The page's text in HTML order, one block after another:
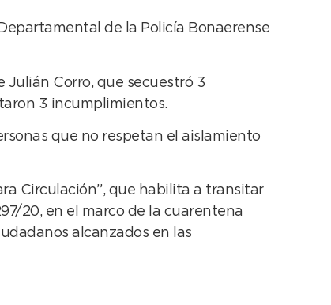
de la Policía Bonaerense
Julián Corro, que secuestró 3
3 incumplimientos.
que no respetan el aislamiento
Circulación”, que habilita a transitar
20, en el marco de la cuarentena
alcanzados en las